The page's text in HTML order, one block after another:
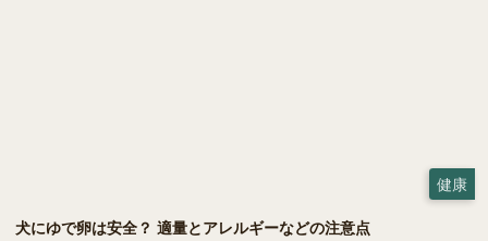
健康
犬にゆで卵は安全？ 適量とアレルギーなどの注意点